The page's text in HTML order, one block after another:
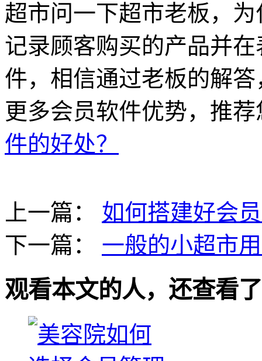
超市问一下超市老板，
记录顾客购买的产品并
件，相信通过老板的解
更多会员软件优势，推
件的好处？
上一篇： 如何搭建好会
下一篇： 一般的小超市
观看本文的人，还查看